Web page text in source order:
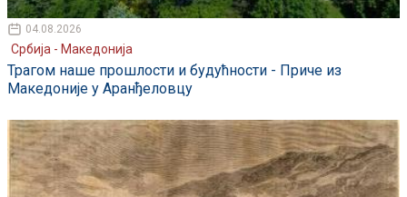
04.08.2026
Србија - Македонија
Трагом наше прошлости и будућности - Приче из
Македоније у Аранђеловцу